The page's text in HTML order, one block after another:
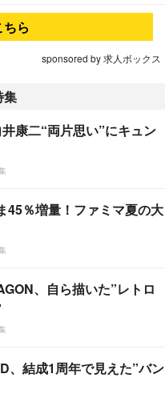
ら
sponsored by 求人ボックス
集
康二“両片思い”にキュン
45％増量！ファミマ夏の大
、自ら描いた”レトロ
、結成1周年で見えた”バン